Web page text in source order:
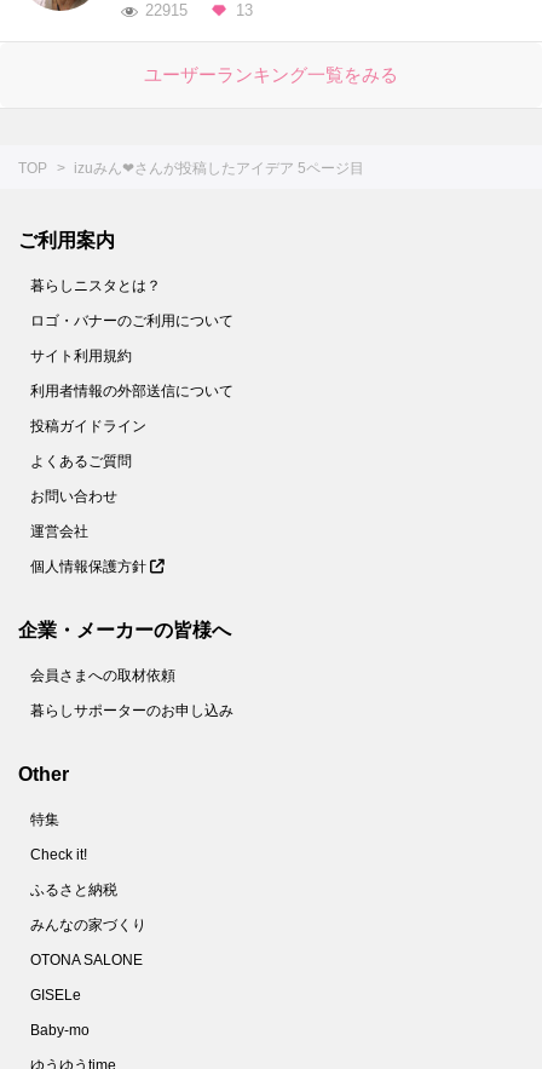
22915 13
ユーザーランキング一覧をみる
TOP izuみん❤さんが投稿したアイデア 5ページ目
ご利用案内
暮らしニスタとは？
ロゴ・バナーのご利用について
サイト利用規約
利用者情報の外部送信について
投稿ガイドライン
よくあるご質問
お問い合わせ
運営会社
個人情報保護方針
企業・メーカーの皆様へ
会員さまへの取材依頼
暮らしサポーターのお申し込み
Other
特集
Check it!
ふるさと納税
みんなの家づくり
OTONA SALONE
GISELe
Baby-mo